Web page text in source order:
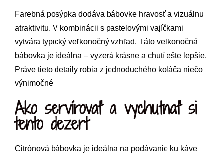
Farebná posýpka dodáva bábovke hravosť a vizuálnu
atraktivitu. V kombinácii s pastelovými vajíčkami
vytvára typický veľkonočný vzhľad. Táto veľkonočná
bábovka je ideálna – vyzerá krásne a chutí ešte lepšie.
Práve tieto detaily robia z jednoduchého koláča niečo
výnimočné
Ako servírovať a vychutnať si
tento dezert
Citrónová bábovka je ideálna na podávanie ku káve